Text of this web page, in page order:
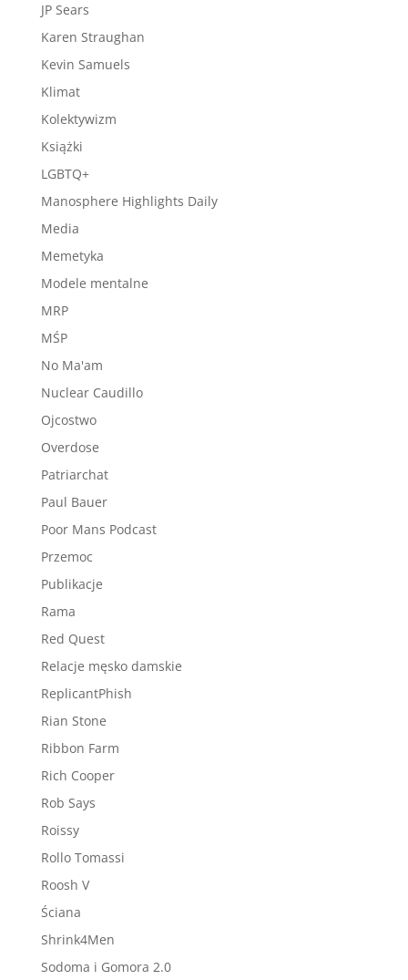
JP Sears
Karen Straughan
Kevin Samuels
Klimat
Kolektywizm
Książki
LGBTQ+
Manosphere Highlights Daily
Media
Memetyka
Modele mentalne
MRP
MŚP
No Ma'am
Nuclear Caudillo
Ojcostwo
Overdose
Patriarchat
Paul Bauer
Poor Mans Podcast
Przemoc
Publikacje
Rama
Red Quest
Relacje męsko damskie
ReplicantPhish
Rian Stone
Ribbon Farm
Rich Cooper
Rob Says
Roissy
Rollo Tomassi
Roosh V
Ściana
Shrink4Men
Sodoma i Gomora 2.0